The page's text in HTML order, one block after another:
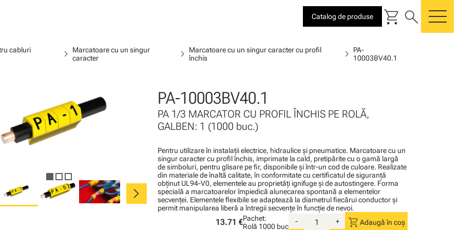
Catalog de produse shopping_cart search
cabluri
chevron_right
Marcatoare cu un singur
caracter
chevron_rightMarcatoare cu un singur caracter cu profil
închis
chevron_right
PA-
10003BV40.1
chevron_right
PA-10003BV40.1
PA 1/3 MARCATOR CU PROFIL ÎNCHIS PE ROLĂ,
GALBEN: 1 (1000 buc.)
Pentru utilizare în instalaţii electrice, hidraulice şi pneumatice. Marcatoare cu un
singur caracter cu profil închis, imprimate la cald, pretipărite cu o gamă largă
de simboluri, pentru glisare pe fir, disponibile şi într-un cod de culoare. Realizate
din materiale de înaltă calitate, în conformitate cu certificatul de siguranţă
obţinut UL94-V0, elementele au proprietăţi ignifuge şi de autostingere. Forma
specială a marcatoarelor împiedică alunecarea spontană a elementelor
secvenţei. Elementele flexibile se adaptează la diametrul fiecărui conductor şi
permit manipularea liberă a întregii secvenţe în funcţie de nevoi.
13.71 €Pachet:
Rolă 1000 buc
- + shopping_cart Adaugă în coș